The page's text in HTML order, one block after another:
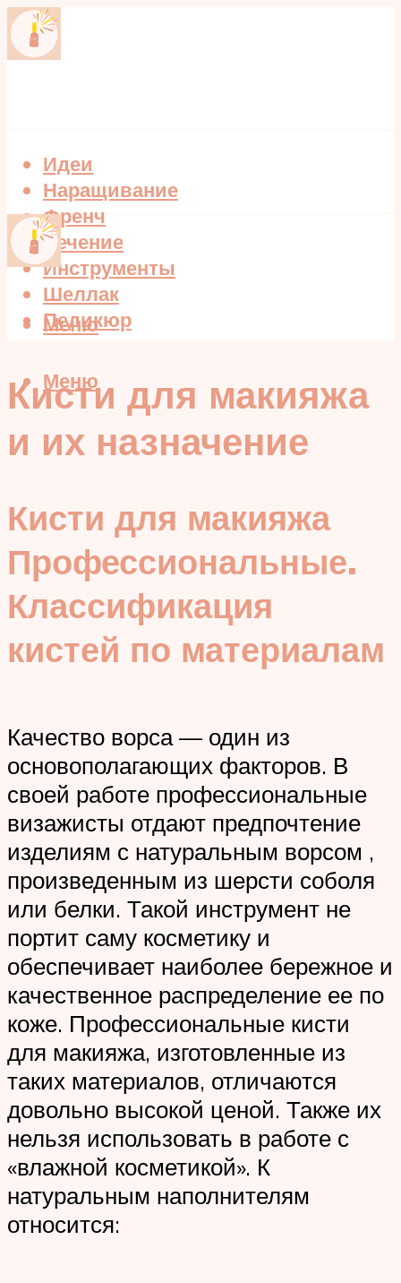
Идеи
Наращивание
Френч
Лечение
Инструменты
Шеллак
Педикюр
Меню
Меню
Кисти для макияжа
и их назначение
Кисти для макияжа
Профессиональные.
Классификация
кистей по материалам
Качество ворса — один из
основополагающих факторов. В
своей работе профессиональные
визажисты отдают предпочтение
изделиям с натуральным ворсом ,
произведенным из шерсти соболя
или белки. Такой инструмент не
портит саму косметику и
обеспечивает наиболее бережное и
качественное распределение ее по
коже. Профессиональные кисти
для макияжа, изготовленные из
таких материалов, отличаются
довольно высокой ценой. Также их
нельзя использовать в работе с
«влажной косметикой». К
натуральным наполнителям
относится: